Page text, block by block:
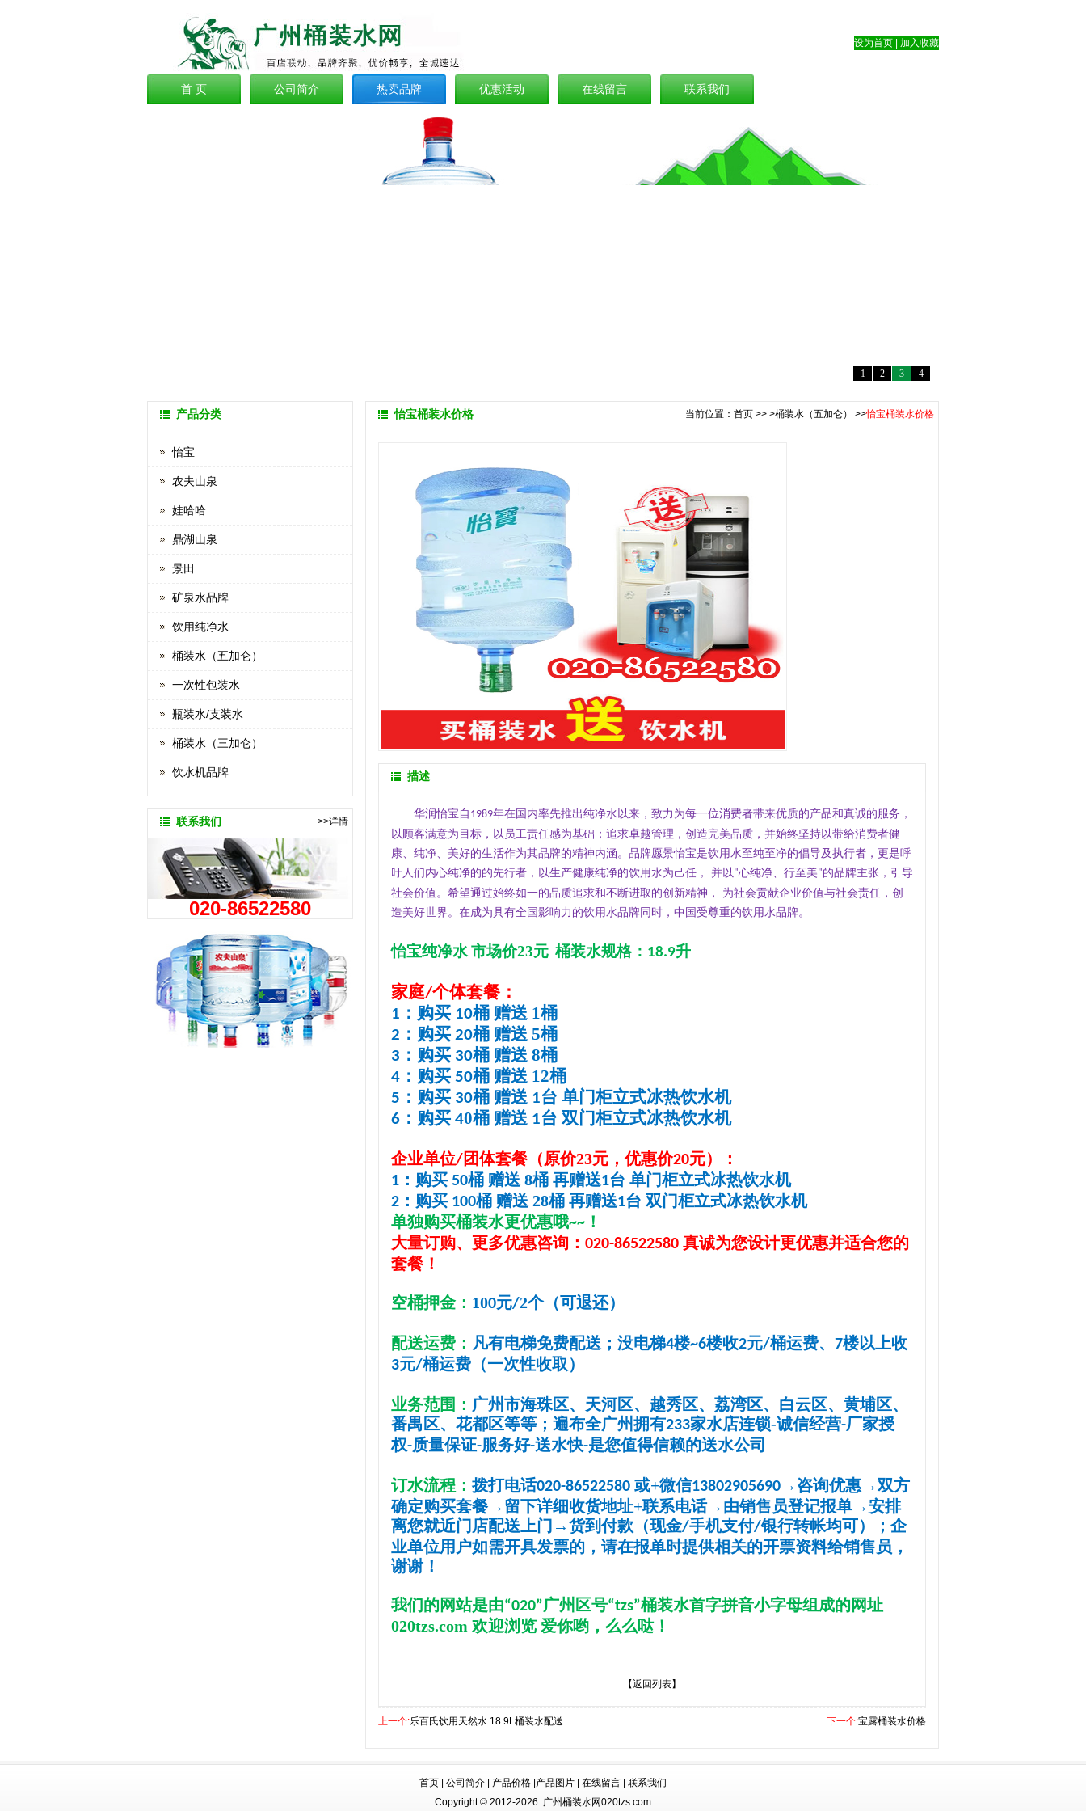
首 页 公司简介 热卖品牌 优惠活动 在线留言 联系我们
设为首页 加入收藏
4
3
2
1
产品分类
怡宝
农夫山泉
娃哈哈
鼎湖山泉
景田
矿泉水品牌
饮用纯净水
桶装水（五加仑）
一次性包装水
瓶装水/支装水
桶装水（三加仑）
饮水机品牌
联系我们 >>详情
020-86522580
怡宝桶装水价格 当前位置： 首页 >> >桶装水（五加仑） >>怡宝桶装水价格
描述
华润怡宝自 1989年在国内率先推出纯净水以来，致力为每一位消费者带来优质的产品和真诚的服务，
以顾客满意为目标，以员工责任感为基础；追求卓越管理，创造完美品质，并始终坚持以带给消费者健
康、纯净、美好的生活作为其品牌的精神内涵。品牌愿景怡宝是饮用水至纯至净的倡导及执行者，更是呼
吁人们内心纯净的的先行者，以生产健康纯净的饮用水为己任， 并以"心纯净、行至美"的品牌主张，引导
社会价值。希望通过始终如一的品质追求和不断进取的创新精神， 为社会贡献企业价值与社会责任，创
造美好世界。在成为具有全国影响力的饮用水品牌同时，中国受尊重的饮用水品牌。
怡宝纯净水市场价23元 桶装水规格： 18.9升
家庭/个体套餐：
1 ：购买 10桶 赠送 1桶
2 ：购买 20桶 赠送5桶
3 ：购买 30桶 赠送8桶
4 ：购买 50桶 赠送 12桶
5 ：购买 30桶 赠送 1台 单门柜立式冰热饮水机
6 ：购买 40桶 赠送1台 双门柜立式冰热饮水机
企业单位/ 团体套餐 （原价23元，优惠价20元） ：
1 ：购买 50桶 赠送 8桶 再赠送1台 单门柜立式冰热饮水机
2 ：购买 100桶 赠送 28桶 再赠送1台 双门柜立式冰热饮水机
单独购买桶装水更优惠哦~~ ！
大量订购、 更多优惠咨询： 020-86522580 真诚为您设计更优惠并适合您的
套餐！
空桶押金： 100元/2个（可退还）
配送运费 ： 凡有电梯免费配送；没电梯4楼~6楼收2元/桶运费、 7楼以上收
3元/桶运费 （一次性收取）
业务范围： 广州市海珠区、天河区、越秀区、荔湾区、白云区、黄埔区、
番禺区、花都区等等 ； 遍布全广州拥有233家水店连锁-诚信经营-厂家授
权-质量保证-服务好-送水快-是您值得信赖的送水公司
订水流程： 拨打电话020-86522580 或+微信13802905690 → 咨询优惠→双方
确定购买套餐→ 留下详细收货地址+联系电话→ 由销售员登记报单→安排
离您就近门店配送上门 →货到付款（现金/手机支付/银行转帐均可）；企
业单位用户如需开具发票的，请在报单时提供相关的开票资料给销售员，
谢谢！
我们的网站是由“020”广州区号“tzs”桶装水首字拼音小字母组成的网址
020tzs.com 欢迎浏览 爱你哟，么么哒！
【返回列表】
上一个:乐百氏饮用天然水 18.9L桶装水配送 下一个:宝露桶装水价格
首页 公司简介 产品价格 产品图片 在线留言
联系我们
Copyright © 2012-2026 广州桶装水网020tzs.com